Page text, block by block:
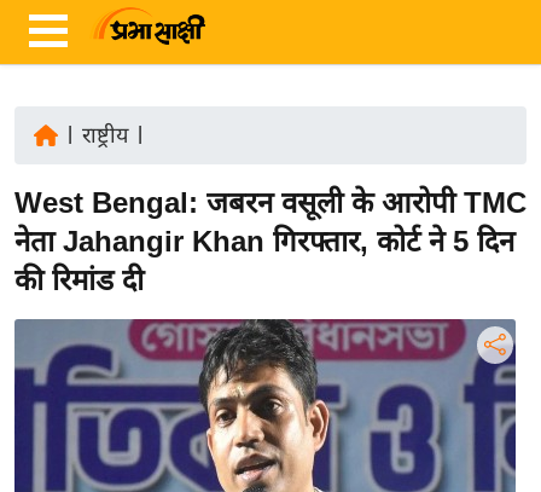
ज़ा
ख
ब
र
ष्ट्री
य
राष्ट्रीय|
West Bengal: जबरन वसूली के आरोपी TMC
नेता Jahangir Khan गिरफ्तार, कोर्ट ने 5 दिन
की रिमांड दी